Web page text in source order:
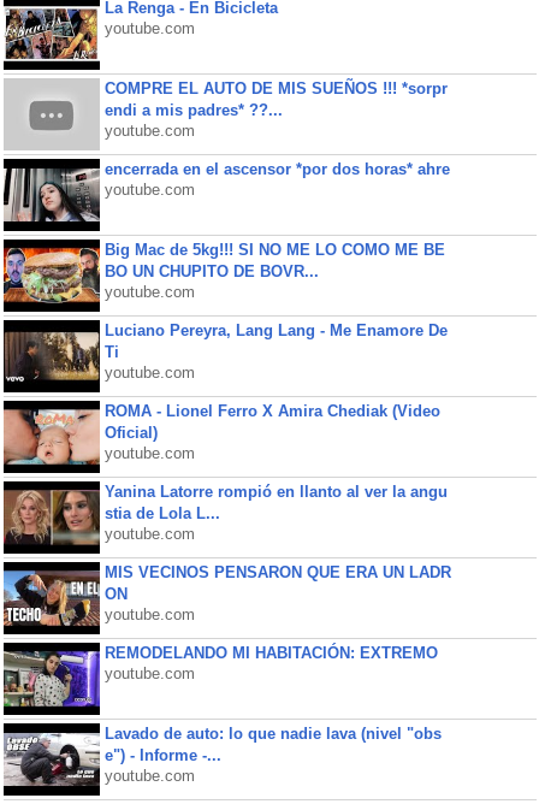
La Renga - En Bicicleta
youtube.com
COMPRE EL AUTO DE MIS SUEÑOS !!! *sorpr
endi a mis padres* ??...
youtube.com
encerrada en el ascensor *por dos horas* ahre
youtube.com
Big Mac de 5kg!!! SI NO ME LO COMO ME BE
BO UN CHUPITO DE BOVR...
youtube.com
Luciano Pereyra, Lang Lang - Me Enamore De
Ti
youtube.com
ROMA - Lionel Ferro X Amira Chediak (Video
Oficial)
youtube.com
Yanina Latorre rompió en llanto al ver la angu
stia de Lola L...
youtube.com
MIS VECINOS PENSARON QUE ERA UN LADR
ON
youtube.com
REMODELANDO MI HABITACIÓN: EXTREMO
youtube.com
Lavado de auto: lo que nadie lava (nivel "obs
e") - Informe -...
youtube.com